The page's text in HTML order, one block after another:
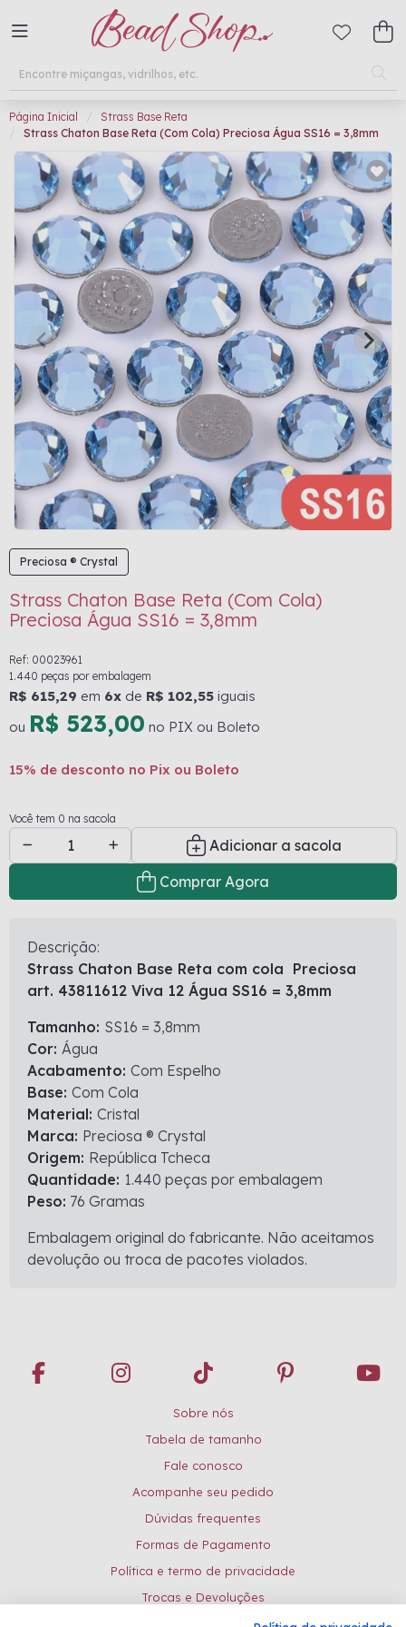
Página Inicial
Strass Base Reta
Strass Chaton Base Reta (Com Cola) Preciosa Água SS16 = 3,8mm
Preciosa ® Crystal
Strass Chaton Base Reta (Com Cola)
Preciosa Água SS16 = 3,8mm
Ref: 00023961
1.440 peças por embalagem
R$ 615,29 em 6x de R$ 102,55 iguais
ou R$ 523,00 no PIX ou Boleto
15% de desconto no Pix ou Boleto
Você tem 0 na sacola
Adicionar a sacola
Comprar Agora
Descrição:
Strass Chaton Base Reta com cola Preciosa
art. 43811612 Viva 12 Água SS16 = 3,8mm
Tamanho: SS16 = 3,8mm
Cor: Água
Acabamento: Com Espelho
Base: Com Cola
Material: Cristal
Marca: Preciosa ® Crystal
Origem: República Tcheca
Quantidade: 1.440 peças por embalagem
Peso: 76 Gramas
Embalagem original do fabricante. Não aceitamos
devolução ou troca de pacotes violados.
Sobre nós
Tabela de tamanho
Fale conosco
Acompanhe seu pedido
Dúvidas frequentes
Formas de Pagamento
Política e termo de privacidade
Trocas e Devoluções